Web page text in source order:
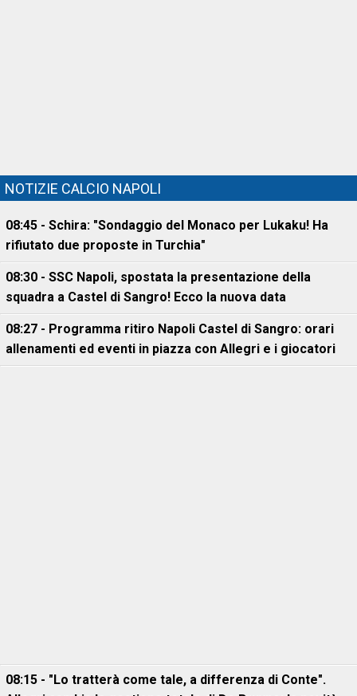
NOTIZIE CALCIO NAPOLI
08:45 - Schira: "Sondaggio del Monaco per Lukaku! Ha
rifiutato due proposte in Turchia"
08:30 - SSC Napoli, spostata la presentazione della
squadra a Castel di Sangro! Ecco la nuova data
08:27 - Programma ritiro Napoli Castel di Sangro: orari
allenamenti ed eventi in piazza con Allegri e i giocatori
08:15 - "Lo tratterà come tale, a differenza di Conte".